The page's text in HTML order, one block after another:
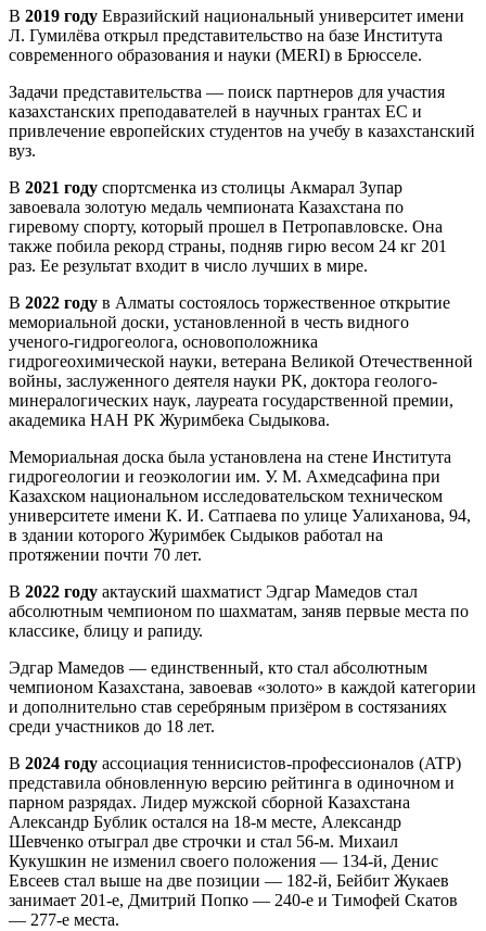
В 2019 году Евразийский национальный университет имени
Л. Гумилёва открыл представительство на базе Института
современного образования и науки (MERI) в Брюсселе.
Задачи представительства — поиск партнеров для участия
казахстанских преподавателей в научных грантах ЕС и
привлечение европейских студентов на учебу в казахстанский
вуз.
В 2021 году спортсменка из столицы Акмарал Зупар
завоевала золотую медаль чемпионата Казахстана по
гиревому спорту, который прошел в Петропавловске. Она
также побила рекорд страны, подняв гирю весом 24 кг 201
раз. Ее результат входит в число лучших в мире.
В 2022 году в Алматы состоялось торжественное открытие
мемориальной доски, установленной в честь видного
ученого-гидрогеолога, основоположника
гидрогеохимической науки, ветерана Великой Отечественной
войны, заслуженного деятеля науки РК, доктора геолого-
минералогических наук, лауреата государственной премии,
академика НАН РК Журимбека Сыдыкова.
Мемориальная доска была установлена на стене Института
гидрогеологии и геоэкологии им. У. М. Ахмедсафина при
Казахском национальном исследовательском техническом
университете имени К. И. Сатпаева по улице Уалиханова, 94,
в здании которого Журимбек Сыдыков работал на
протяжении почти 70 лет.
В 2022 году актауский шахматист Эдгар Мамедов стал
абсолютным чемпионом по шахматам, заняв первые места по
классике, блицу и рапиду.
Эдгар Мамедов — единственный, кто стал абсолютным
чемпионом Казахстана, завоевав «золото» в каждой категории
и дополнительно став серебряным призёром в состязаниях
среди участников до 18 лет.
В 2024 году ассоциация теннисистов-профессионалов (ATP)
представила обновленную версию рейтинга в одиночном и
парном разрядах. Лидер мужской сборной Казахстана
Александр Бублик остался на 18-м месте, Александр
Шевченко отыграл две строчки и стал 56-м. Михаил
Кукушкин не изменил своего положения — 134-й, Денис
Евсеев стал выше на две позиции — 182-й, Бейбит Жукаев
занимает 201-е, Дмитрий Попко — 240-е и Тимофей Скатов
— 277-е места.